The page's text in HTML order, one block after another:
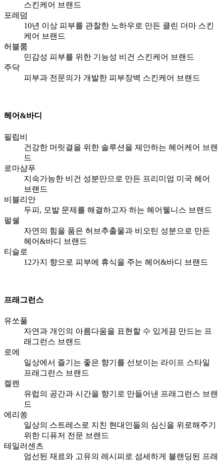
스킨케어 브랜드
포레덤
10년 이상 피부를 관찰한 노하우로 만든 클린 더마 스킨
케어 브랜드
허블룸
민감성 피부를 위한 기능성 비건 스킨케어 브랜드
주닥
피부과 전문의가 개발한 피부장벽 스킨케어 브랜드
헤어&바디
필립비
건강한 머릿결을 위한 솔루션을 제안하는 헤어케어 브랜
드
로마샴푸
지속가능한 비건 성분만으로 만든 프리미엄 미국 헤어
브랜드
비블리안
두피, 모발 문제를 해결하고자 하는 헤어웰니스 브랜드
펄쉘
자연의 힘을 품은 허브추출물과 비오틴 성분으로 만든
헤어&바디 브랜드
티슬로
12가지 향으로 피부에 휴식을 주는 헤어&바디 브랜드
프래그런스
유쏘풀
자연과 개인의 아름다움을 표현할 수 있게끔 만드는 프
래그런스 브랜드
로에
일상에서 즐기는 좋은 향기를 선보이는 라이프 스타일
프래그런스 브랜드
켈렌
유럽의 공간과 시간을 향기로 만들어낸 프래그런스 브랜
드
에리쏭
일상의 스트레스로 지친 현대인들의 심신을 위로해주기
위한 디퓨저 전문 브랜드
테일러센츠
엄선된 재료와 고유의 레시피로 섬세하게 블랜딩된 프래